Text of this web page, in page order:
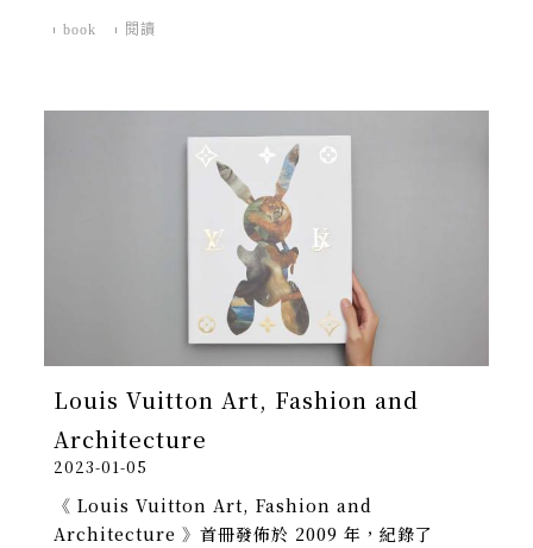
book 閱讀
Louis Vuitton Art, Fashion and
Architecture
2023-01-05
《 Louis Vuitton Art, Fashion and
Architecture 》首冊發佈於 2009 年，紀錄了